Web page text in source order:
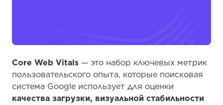
Core Web Vitals — это набор ключевых метрик
пользовательского опыта, которые поисковая
система Google использует для оценки
качества загрузки, визуальной стабильности